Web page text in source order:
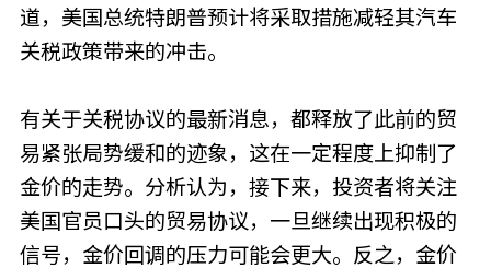
道，美国总统特朗普预计将采取措施减轻其汽车
关税政策带来的冲击。
有关于关税协议的最新消息，都释放了此前的贸
易紧张局势缓和的迹象，这在一定程度上抑制了
金价的走势。分析认为，接下来，投资者将关注
美国官员口头的贸易协议，一旦继续出现积极的
信号，金价回调的压力可能会更大。反之，金价